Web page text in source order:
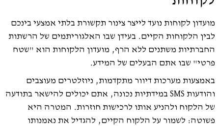
מועדון לקוחות נועד לייצר צינור תקשורת בלתי אמצעי בינכם
לבין הלקוחות הקיים. בעידן שבו האלגוריתמים של הרשתות
החברתיות משתנים ללא הרף, מועדון הלקוחות הוא "שטח
פרטי" שבו אתם הבעלים של המידע.
באמצעות מערכות דיוור מתקדמות, ניוזלטרים מעוצבים
והודעות SMS במידתיות נכונה, אתם יכולים להישאר בתודעה
של הלקוח ולהניע אותו לרכישות חוזרות. המטרה היא
פשוטה: לשמור על הלקוח הקיים, להגדיל את נאמנותו